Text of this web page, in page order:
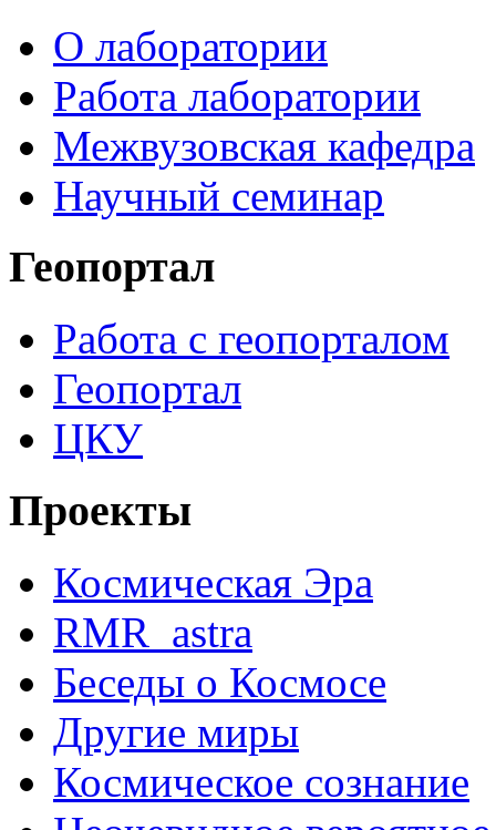
О лаборатории
Работа лаборатории
Межвузовская кафедра
Научный семинар
Геопортал
Работа с геопорталом
Геопортал
ЦКУ
Проекты
Космическая Эра
RMR_astra
Беседы о Космосе
Другие миры
Космическое сознание